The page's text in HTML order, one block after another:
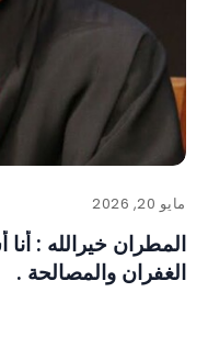
مايو 20, 2026
المطران خيرالله :
الغفران والمصالحة .